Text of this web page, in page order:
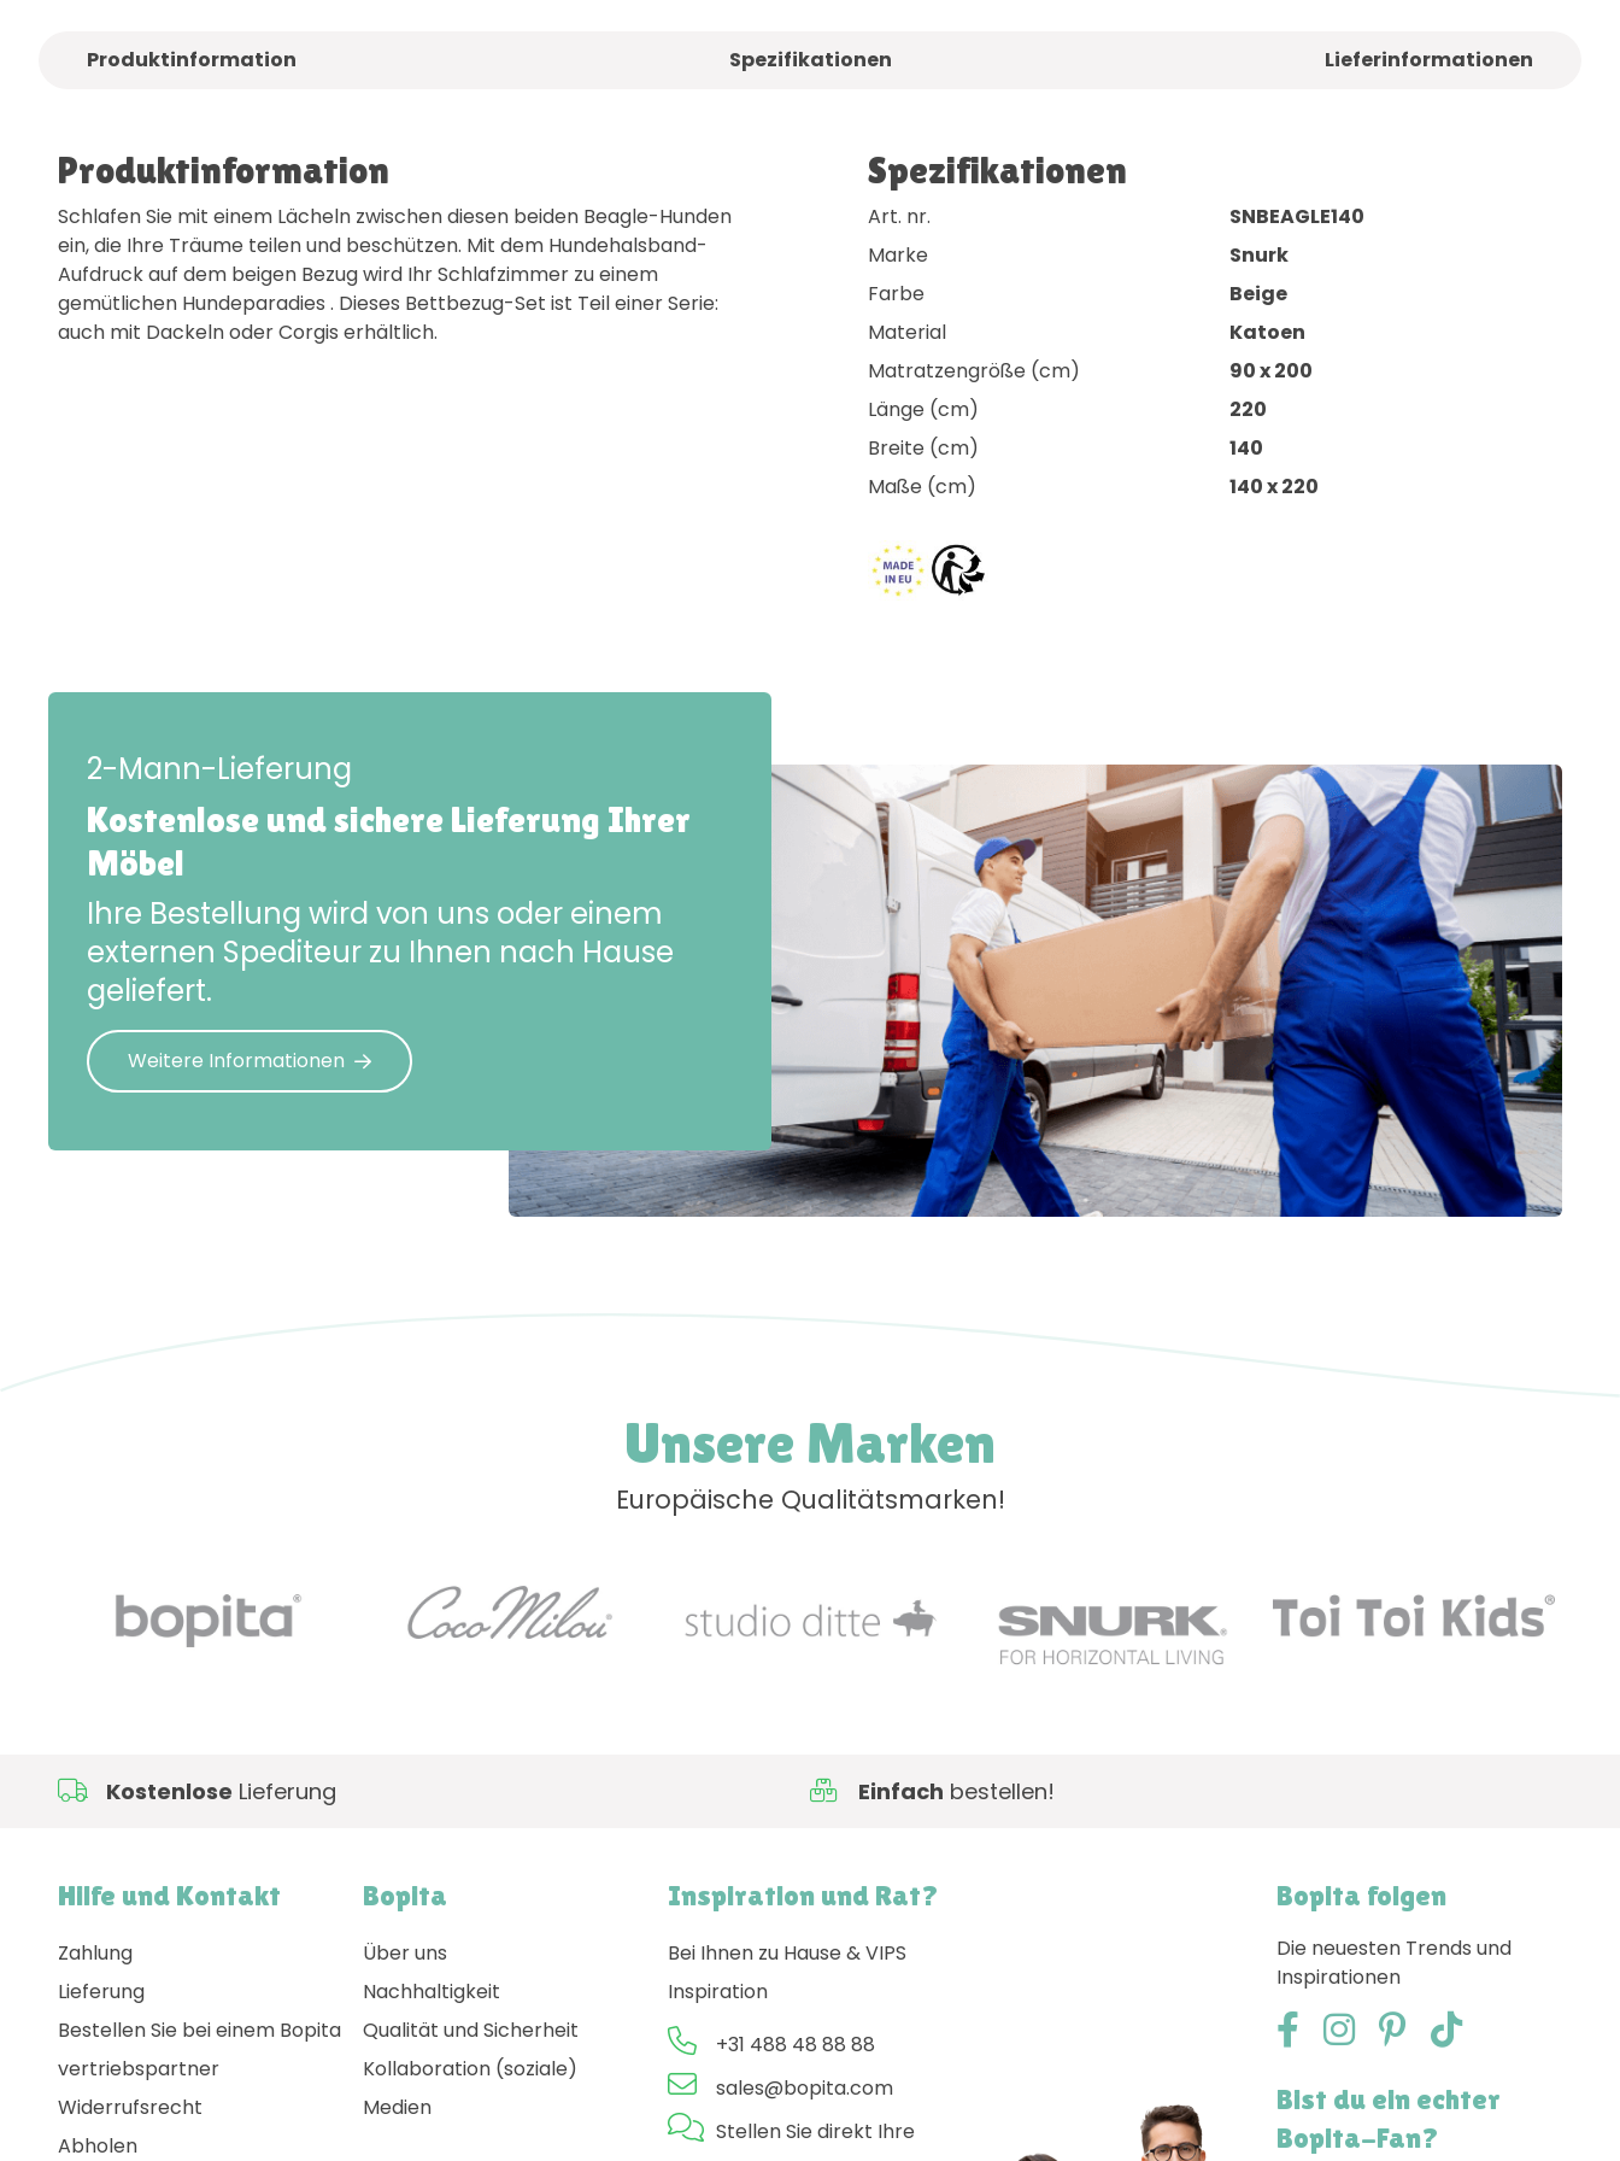
Produktinformation Spezifikationen Lieferinformationen
Produktinformation
Schlafen Sie mit einem Lächeln zwischen diesen beiden Beagle-Hunden
ein, die Ihre Träume teilen und beschützen. Mit dem Hundehalsband-
Aufdruck auf dem beigen Bezug wird Ihr Schlafzimmer zu einem
gemütlichen Hundeparadies . Dieses Bettbezug-Set ist Teil einer Serie:
auch mit Dackeln oder Corgis erhältlich.
Spezifikationen
Art. nr.
SNBEAGLE140
Marke
Snurk
Farbe
Beige
Material
Katoen
Matratzengröße (cm)
90 x 200
Länge (cm)
220
Breite (cm)
140
Maße (cm)
140 x 220
2-Mann-Lieferung
Kostenlose und sichere Lieferung Ihrer
Möbel
Ihre Bestellung wird von uns oder einem
externen Spediteur zu Ihnen nach Hause
geliefert.
Weitere Informationen
Unsere Marken
Europäische Qualitätsmarken!
Kostenlose Lieferung Einfach bestellen!
Hilfe und Kontakt
Zahlung
Lieferung
Bestellen Sie bei einem Bopita
vertriebspartner
Widerrufsrecht
Abholen
Bopita
Über uns
Nachhaltigkeit
Qualität und Sicherheit
Kollaboration (soziale)
Medien
Inspiration und Rat?
Bei Ihnen zu Hause & VIPS
Inspiration
+31 488 48 88 88
sales@bopita.com
Stellen Sie direkt Ihre
Bopita folgen
Die neuesten Trends und
Inspirationen
Bist du ein echter
Bopita-Fan?